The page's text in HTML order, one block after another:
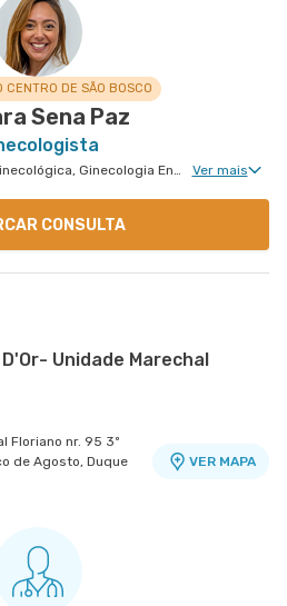
CENTRO DE SÃO BOSCO
Sena Paz
Ginecologia Clinica, Cirurgia Ginecológica, Ginecologia Endócrina, Núcleo de Endometriose, Cirurgia Oncológica Ginecológica, Reprodução Humana, Ginecologia Oncológica, Ginecologia Videohisteroscopia Ver mais
CONSULTA
Unidade Marechal
Floriano nr. 95 3º
de Agosto, Duque
VER MAPA
Bueno nr. 201 -
- RJ